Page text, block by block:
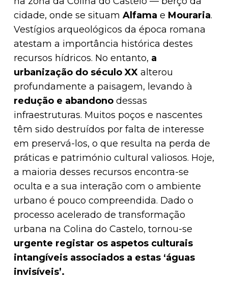
cidade, onde se situam Alfama e Mouraria.
Vestígios arqueológicos da época romana
atestam a importância histórica destes
recursos hídricos. No entanto, a
urbanização do século XX alterou
profundamente a paisagem, levando à
redução e abandonodessas
infraestruturas. Muitos poços e nascentes
têm sido destruídos por falta de interesse
em preservá-los, o que resulta na perda de
práticas e património cultural valiosos. Hoje,
a maioria desses recursos encontra-se
oculta e a sua interação com o ambiente
urbano é pouco compreendida. Dado o
processo acelerado de transformação
urbana na Colina do Castelo, tornou-se
urgente registar os aspetos culturais
intangíveis associados a estas ‘águas
invisíveis’.